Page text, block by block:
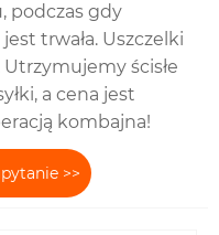
podczas gdy
trwała. Uszczelki
ścisłe
a cena jest
kombajna!
>>